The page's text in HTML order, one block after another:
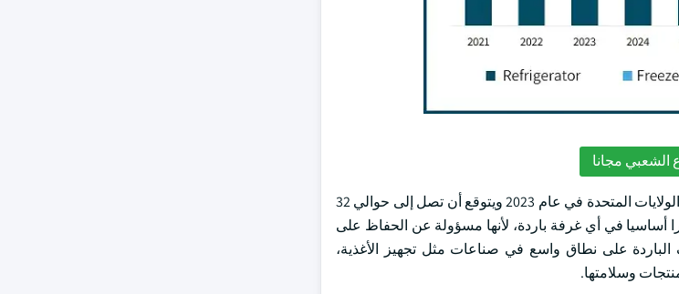
الشعبي مجانا
واستناداً إلى النوع، استأثر قطاع الغرف الباردة بإيرادات بلغت نحو 19 بليون دولار من دولارات الولايات المتحدة في عام 2023 ويتوقع أن تصل إلى حوالي 32
وتعد معدات التخزين الباردة عنصرا أساسيا في أي غرفة باردة، لأنها مسؤولة عن الحفاظ على
على نطاق واسع في صناعات مثل تجهيز الأغذية،
وسلامتها.